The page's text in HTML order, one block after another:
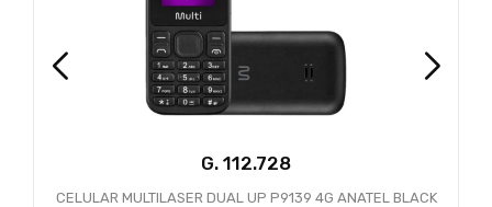
G.
CELULAR MULTILASER DUAL UP P9139 4G ANATEL BLACK